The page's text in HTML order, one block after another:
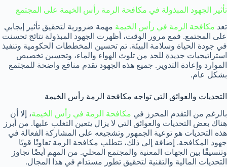
تأثير الجهود المبذولة في مكافحة الرمة رأس الخيمة على المجتمع
تعد مكافحة الرمة في رأس الخيمة مهمة ضرورية لتحقيق تأثير إيجابي
على المجتمع. فمع مرور الوقت، أظهرت الجهود المبذولة نتائج تحسنت
في جودة الحياة وسلامة البيئة. تم تحسين المخططات الحكومية وتنفيذ
استراتيجيات جديدة للحد من تلوث الهواء والماء، وتحسين تخصيص
الموارد وإعادة التدوير. جميع هذه الجهود تقدم منافع واضحة للمجتمع
بشكل عام.
التحديات والعوائق التي تواجه مكافحة الرمة رأس الخيمة
بالرغم من التقدم المحرز في مكافحة الرمة في رأس الخيمة، إلا أن
هناك بعض التحديات والعوائق التي لا يزال يتعين التغلب عليها. من أبرز
هذه التحديات هو توعية الجمهور وتشجيعه على المشاركة الفعالة في
جهود المكافحة. إضافة إلى ذلك، تتطلب مكافحة الرمة تعاونًا قويًا
وتنسيقًا بين الجهات المعنية والمجتمع المحلي. من المهم أيضًا تجاوز
التحديات المالية والتقنية لتحقيق تطور مستدام في هذا المجال.